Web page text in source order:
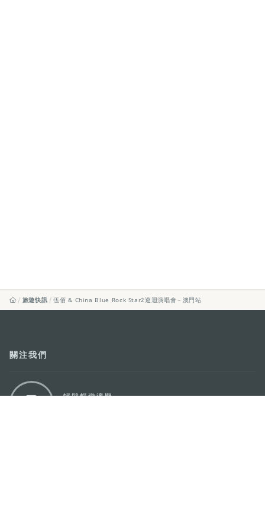
旅遊快訊 伍佰 & China Blue Rock Star2巡迴演唱會－澳門站
關注我們
輕鬆暢遊澳門